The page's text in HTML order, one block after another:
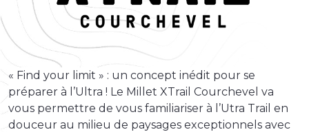
« Find your limit » : un concept inédit pour se
préparer à l’Ultra ! Le Millet XTrail Courchevel va
vous permettre de vous familiariser à l’Utra Trail en
douceur au milieu de paysages exceptionnels avec